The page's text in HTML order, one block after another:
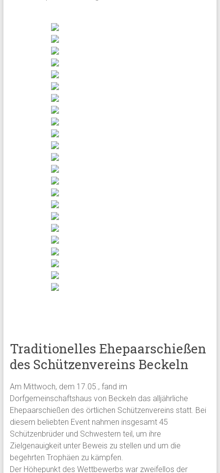
Traditionelles Ehepaarschießen
des Schützenvereins Beckeln
Am Mittwoch, dem 17.05., fand im
Dorfgemeinschaftshaus von Beckeln das alljährliche
Ehepaarschießen des örtlichen Schützenvereins statt. Bei
diesem beliebten Event nahmen insgesamt 45
Schützenbrüder und Schwestern teil, um ihre
Zielgenauigkeit unter Beweis zu stellen und um die
begehrten Trophäen zu kämpfen.
Der Höhepunkt des Wettbewerbs war zweifellos der